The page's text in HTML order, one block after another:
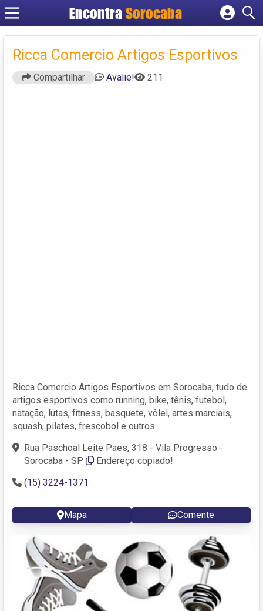
EncontraSorocaba
Cadastrar empresa
Criar conta
Ricca Comercio Artigos Esportivos
Compartilhar Avalie! 211
Ricca Comercio Artigos Esportivos em Sorocaba, tudo de
artigos esportivos como running, bike, tênis, futebol,
natação, lutas, fitness, basquete, vôlei, artes marciais,
squash, pilates, frescobol e outros
Rua Paschoal Leite Paes, 318 - Vila Progresso -
Sorocaba - SP
Endereço copiado!
(15) 3224-1371
Mapa Comente